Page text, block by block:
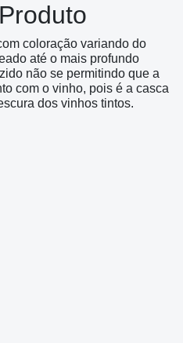
coloração variando do
até o mais profundo
não se permitindo que a
com o vinho, pois é a casca
dos vinhos tintos.